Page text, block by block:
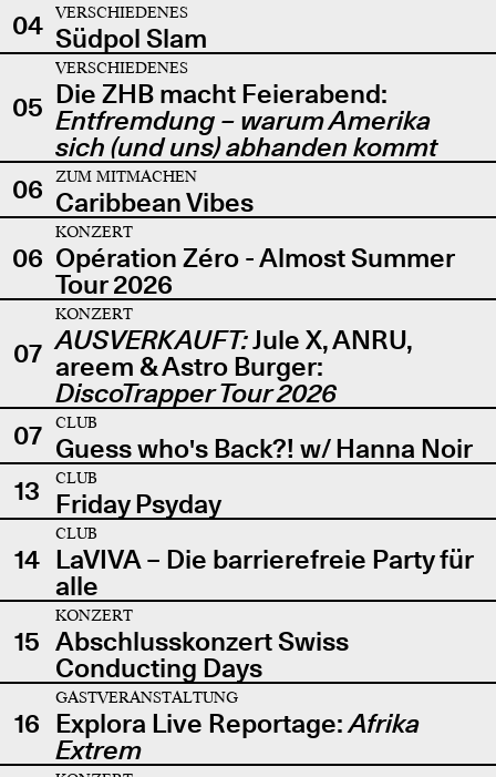
04 VERSCHIEDENES
Südpol Slam
05
VERSCHIEDENES
Die ZHB macht Feierabend:
Entfremdung – warum Amerika
sich (und uns) abhanden kommt
06
ZUM MITMACHEN
Caribbean Vibes
06
KONZERT
Opération Zéro - Almost Summer
Tour 2026
07
KONZERT
AUSVERKAUFT:Jule X, ANRU,
areem & Astro Burger:
DiscoTrapper Tour 2026
07
CLUB
Guess who's Back?! w/ Hanna Noir
13
CLUB
Friday Psyday
14
CLUB
LaVIVA – Die barrierefreie Party für
alle
15
KONZERT
Abschlusskonzert Swiss
Conducting Days
16
GASTVERANSTALTUNG
Explora Live Reportage:Afrika
Extrem